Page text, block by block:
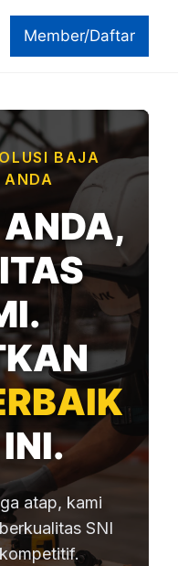
Member/Daftar
BAJA
atap, kami
SNI